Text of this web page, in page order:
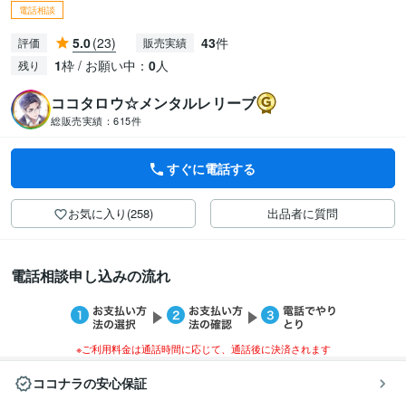
電話相談
評価 5.0(23) 販売実績 43件
残り 1枠 / お願い中： 0人
ココタロウ☆メンタルレリーブ
総販売実績： 615件
すぐに電話する
お気に入り(258) 出品者に質問
電話相談申し込みの流れ
※ご利用料金は通話時間に応じて、通話後に決済されます
ココナラの安心保証